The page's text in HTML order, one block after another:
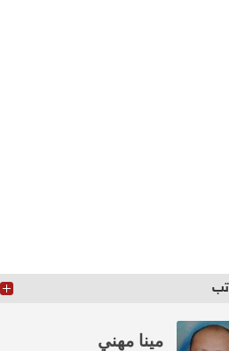
مينا مهني